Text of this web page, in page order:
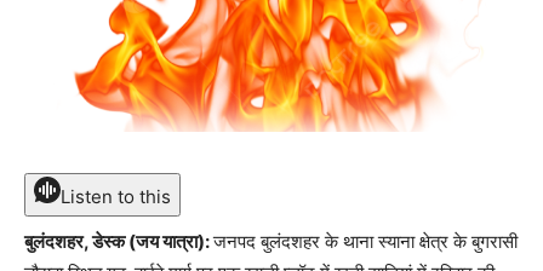
Listen to this
बुलंदशहर, डेस्क (जय यात्रा):जनपद बुलंदशहर के थाना स्याना क्षेत्र के बुगरासी